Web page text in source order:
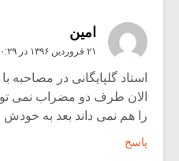
امین
۲۱ فروردین ۱۳۹۶ در ۱۰:۲۹ ق٫ظ
استاد گلپایگانی در مصاحبه
الان طرف دو مضراب نمی
را هم نمی داند بعد به خودش
پاسخ